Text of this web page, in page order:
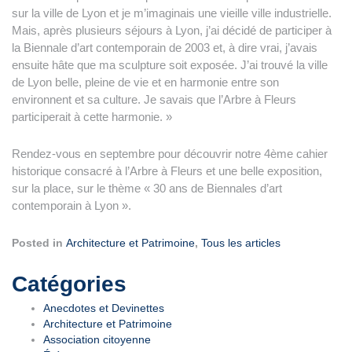
sur la ville de Lyon et je m’imaginais une vieille ville industrielle.
Mais, après plusieurs séjours à Lyon, j’ai décidé de participer à
la Biennale d’art contemporain de 2003 et, à dire vrai, j’avais
ensuite hâte que ma sculpture soit exposée. J’ai trouvé la ville
de Lyon belle, pleine de vie et en harmonie entre son
environnent et sa culture. Je savais que l’Arbre à Fleurs
participerait à cette harmonie. »
Rendez-vous en septembre pour découvrir notre 4ème cahier
historique consacré à l’Arbre à Fleurs et une belle exposition,
sur la place, sur le thème « 30 ans de Biennales d’art
contemporain à Lyon ».
Posted in Architecture et Patrimoine, Tous les articles
Navigation
de
l’article
Catégories
Anecdotes et Devinettes
Architecture et Patrimoine
Association citoyenne